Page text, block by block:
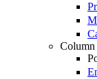
Column